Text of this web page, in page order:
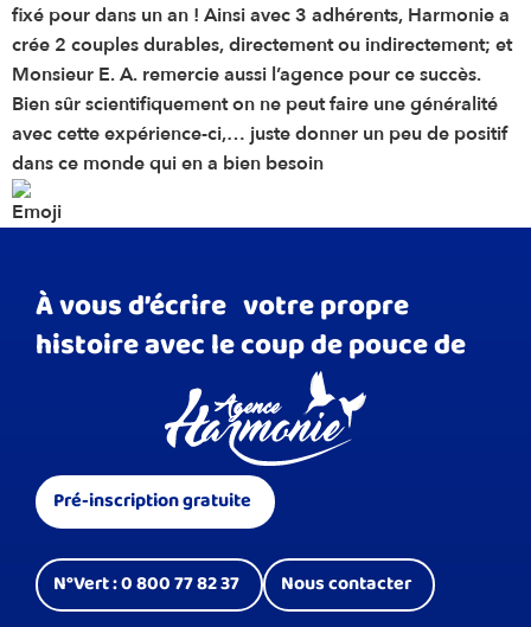
fixé pour dans un an ! Ainsi avec 3 adhérents, Harmonie a
crée 2 couples durables, directement ou indirectement; et
Monsieur E. A. remercie aussi l’agence pour ce succès.
Bien sûr scientifiquement on ne peut faire une généralité
avec cette expérience-ci,… juste donner un peu de positif
dans ce monde qui en a bien besoin
À vous d’écrire votre propre
histoire avec le coup de pouce de
Pré-inscription gratuite
N°Vert : 0 800 77 82 37 Nous contacter